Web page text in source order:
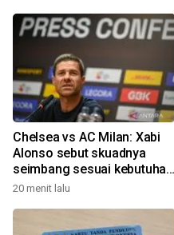
Chelsea vs AC Milan: Xabi
Alonso sebut skuadnya
seimbang sesuai kebutuhan
Liga Inggris
20 menit lalu